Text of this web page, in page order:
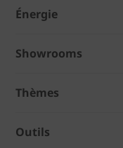
Énergie
Showrooms
Thèmes
Outils